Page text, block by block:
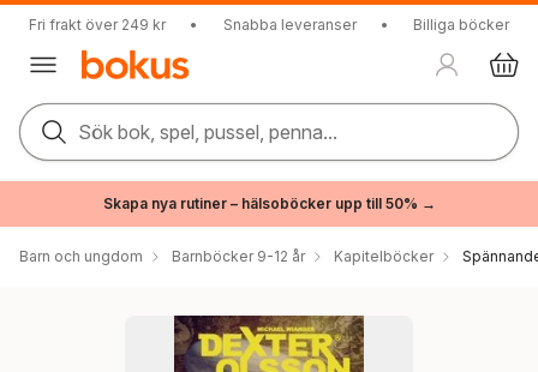
Fri frakt över 249 kr • Snabba leveranser • Billiga böcker
Sök bok, spel, pussel, penna...
Skapa nya rutiner – hälsoböcker upp till 50% →
Barn och ungdom Barnböcker 9-12 år Kapitelböcker